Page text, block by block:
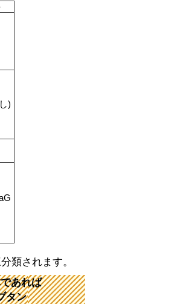
)
類されます。
あれば
タン